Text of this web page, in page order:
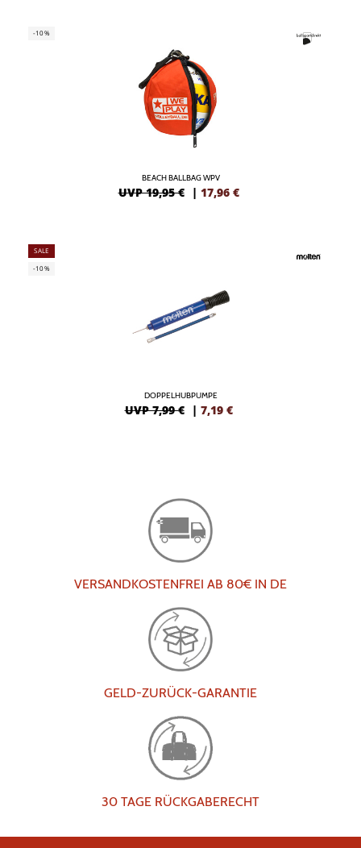
-10%
BEACH BALLBAG WPV
UVP 19,95 € | 17,96 €
SALE
-10%
DOPPELHUBPUMPE
UVP 7,99 € | 7,19 €
VERSANDKOSTENFREI AB 80€ IN DE
GELD-ZURÜCK-GARANTIE
30 TAGE RÜCKGABERECHT